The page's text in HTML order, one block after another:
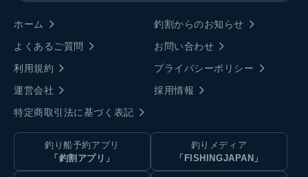
ホーム
釣割からのお知らせ
よくあるご質問
お問い合わせ
利用規約
プライバシーポリシー
運営会社
採用情報
特定商取引法に基づく表記
釣り船予約アプリ
「釣割アプリ」
釣りメディア
「FISHINGJAPAN」